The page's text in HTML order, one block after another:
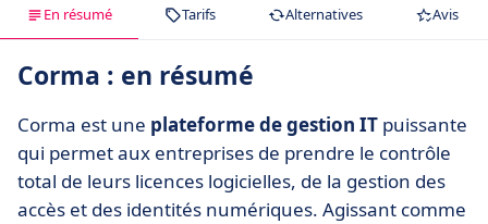
En résumé Tarifs Alternatives Avis
Corma : en résumé
Corma est une plateforme de gestion IT puissante
qui permet aux entreprises de prendre le contrôle
total de leurs licences logicielles, de la gestion des
accès et des identités numériques. Agissant comme